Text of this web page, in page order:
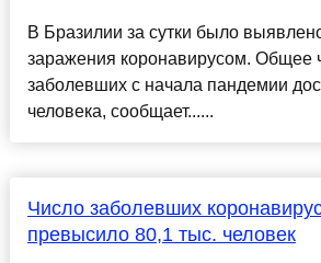
В Бразилии за сутки было
заражения коронавирусом. Общее
заболевших с начала пандемии
человека, сообщает......
Число заболевших
превысило 80,1 тыс. человек